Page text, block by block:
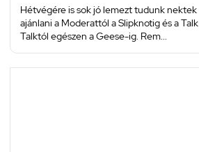
Hétvégére is sok jó lemezt tudunk nektek
ajánlani a Moderattól a Slipknotig és a Talk
Talktól egészen a Geese-ig. Rem...